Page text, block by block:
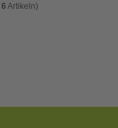
6 Artikeln)